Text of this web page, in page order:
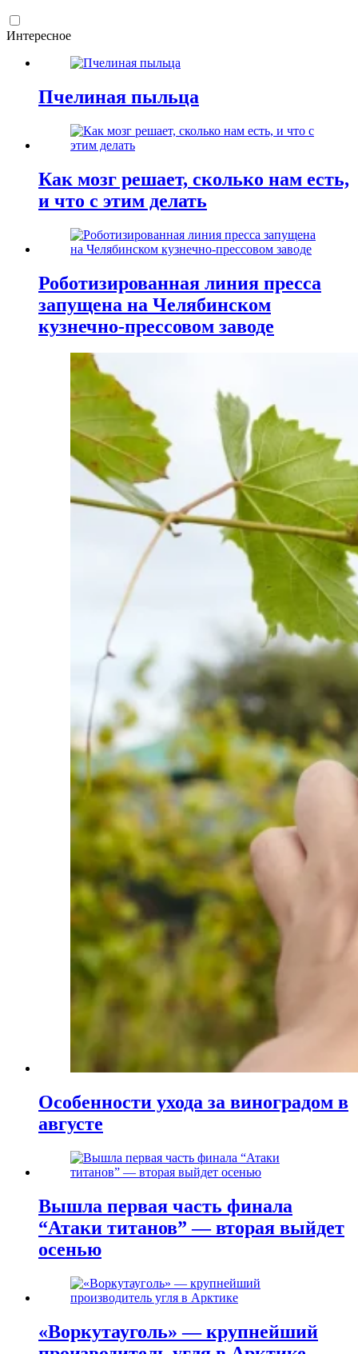
Интересное
Пчелиная пыльца
Как мозг решает, сколько нам есть,
и что с этим делать
Роботизированная линия пресса
запущена на Челябинском
кузнечно-прессовом заводе
Особенности ухода за виноградом в
августе
Вышла первая часть финала
“Атаки титанов” — вторая выйдет
осенью
«Воркутауголь» — крупнейший